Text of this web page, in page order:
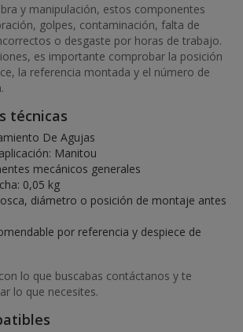
y manipulación, estos componentes
golpes, contaminación, falta de
o desgaste por horas de trabajo.
es importante comprobar la posición
la referencia montada y el número de
técnicas
De Agujas
Manitou
mecánicos generales
0,05 kg
diámetro o posición de montaje antes
por referencia y despiece de
lo que buscabas contáctanos y te
lo que necesites.